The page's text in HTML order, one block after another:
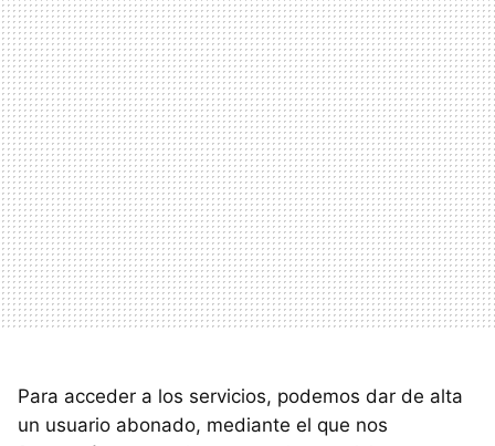
Para acceder a los servicios, podemos dar de alta
un usuario abonado, mediante el que nos